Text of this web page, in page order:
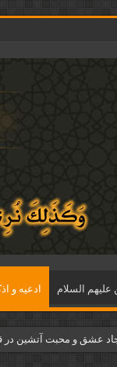
السلام ادعيه و
عشق و محبت آتشین